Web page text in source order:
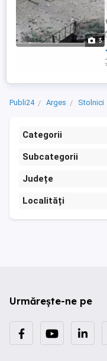
3
Publi24 Arges Stolnici
Categorii
Subcategorii
Județe
Localități
Urmărește-ne pe